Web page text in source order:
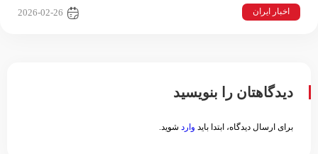
اخبار ایران 2026-02-26
دیدگاهتان را بنویسید
برای ارسال دیدگاه، ابتدا باید وارد شوید.